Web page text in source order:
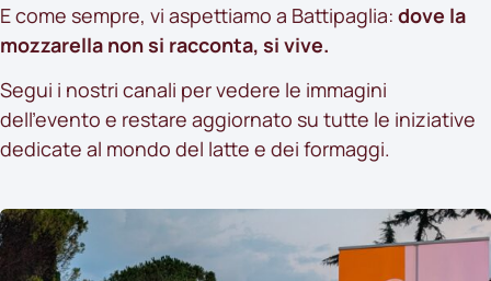
E come sempre, vi aspettiamo a Battipaglia: dove la
mozzarella non si racconta, si vive.
Segui i nostri canali per vedere le immagini
dell’evento e restare aggiornato su tutte le iniziative
dedicate al mondo del latte e dei formaggi.